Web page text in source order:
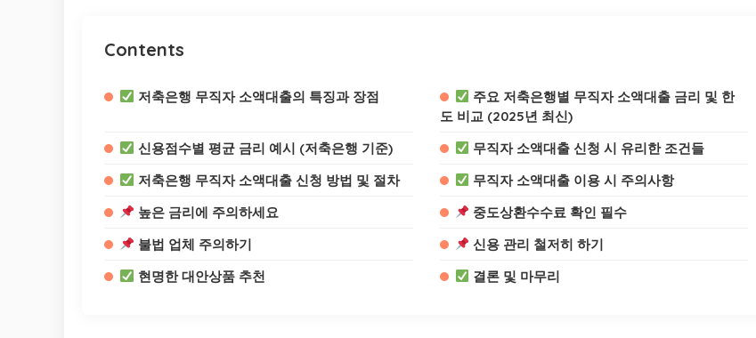
Contents
저축은행 무직자 소액대출의 특징과 장점
주요 저축은행별 무직자 소액대출 금리 및 한
도 비교 (2025년 최신)
신용점수별 평균 금리 예시 (저축은행 기준)
무직자 소액대출 신청 시 유리한 조건들
저축은행 무직자 소액대출 신청 방법 및 절차
무직자 소액대출 이용 시 주의사항
높은 금리에 주의하세요
중도상환수수료 확인 필수
불법 업체 주의하기
신용 관리 철저히 하기
현명한 대안상품 추천
결론 및 마무리